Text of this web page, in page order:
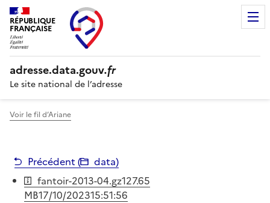
RÉPUBLIQUE
FRANÇAISE
adresse.data.gouv.fr
Le site national de l’adresse
Voir le fil d’Ariane
Précédent ( data)
fantoir-2013-04.gz127.65
MB17/10/202315:51:56